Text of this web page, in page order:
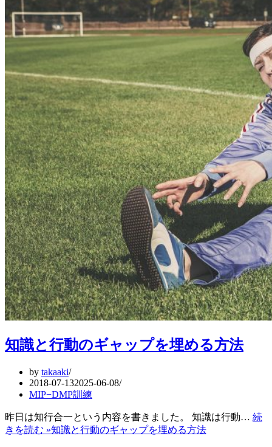
知識と行動のギャップを埋める方法
by takaaki
2018-07-132025-06-08
MIP−DMP訓練
昨日は知行合一という内容を書きました。 知識は行動… 続
きを読む »知識と行動のギャップを埋める方法